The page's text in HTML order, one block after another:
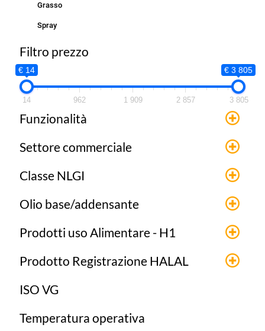
Grasso
Spray
Filtro prezzo
€ 14 € 3 805
14 962 1 909 2 857 3 805
Funzionalità
Settore commerciale
Classe NLGI
Olio base/addensante
Prodotti uso Alimentare - H1
Prodotto Registrazione HALAL
ISO VG
Temperatura operativa